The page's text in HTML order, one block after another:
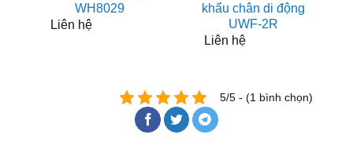
WH8029
Liên hệ
khẩu chân di động
UWF-2R
Liên hệ
5/5 - (1 bình chọn)